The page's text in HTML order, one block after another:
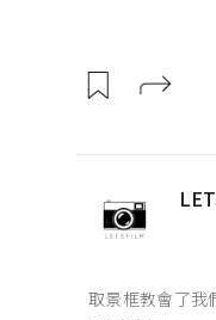
取景框教會了我